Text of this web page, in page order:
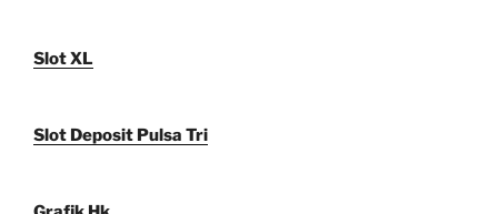
Slot XL
Slot Deposit Pulsa Tri